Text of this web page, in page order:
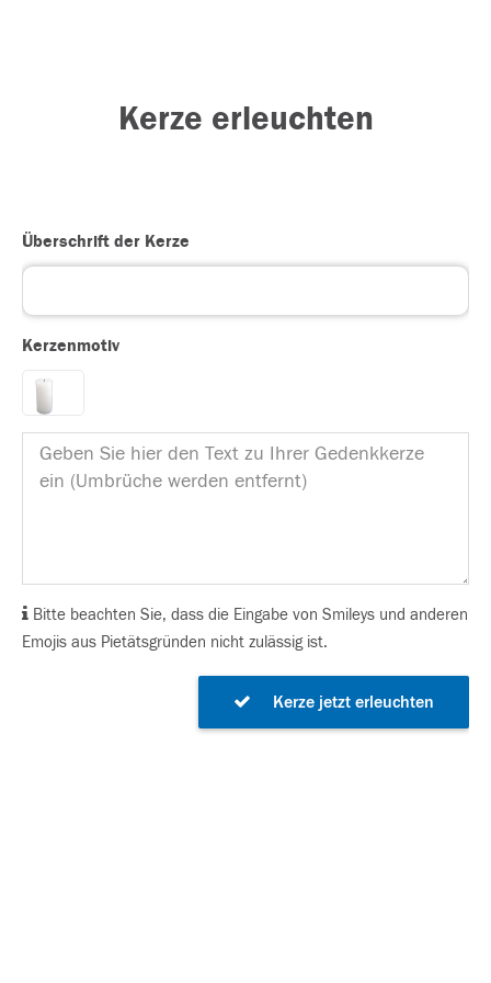
Kerze erleuchten
Überschrift der Kerze
Kerzenmotiv
Bitte beachten Sie, dass die Eingabe von Smileys und anderen
Emojis aus Pietätsgründen nicht zulässig ist.
Kerze jetzt erleuchten